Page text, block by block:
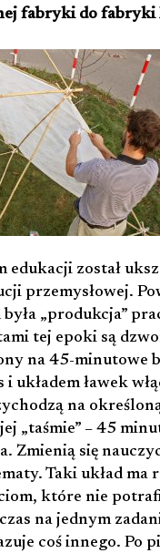
fabryki do
edukacji został
przemysłowej.
„produkcja”
tej epoki są
na 45-minutowe
układem ławek
na
„taśmie” – 45
Zmienią się
Taki układ ma
które nie
na jednym
coś innego. Po